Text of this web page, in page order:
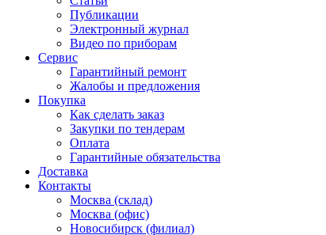
Публикации
Электронный журнал
Видео по приборам
Сервис
Гарантийный ремонт
Жалобы и предложения
Покупка
Как сделать заказ
Закупки по тендерам
Оплата
Гарантийные обязательства
Доставка
Контакты
Москва (склад)
Москва (офис)
Новосибирск (филиал)